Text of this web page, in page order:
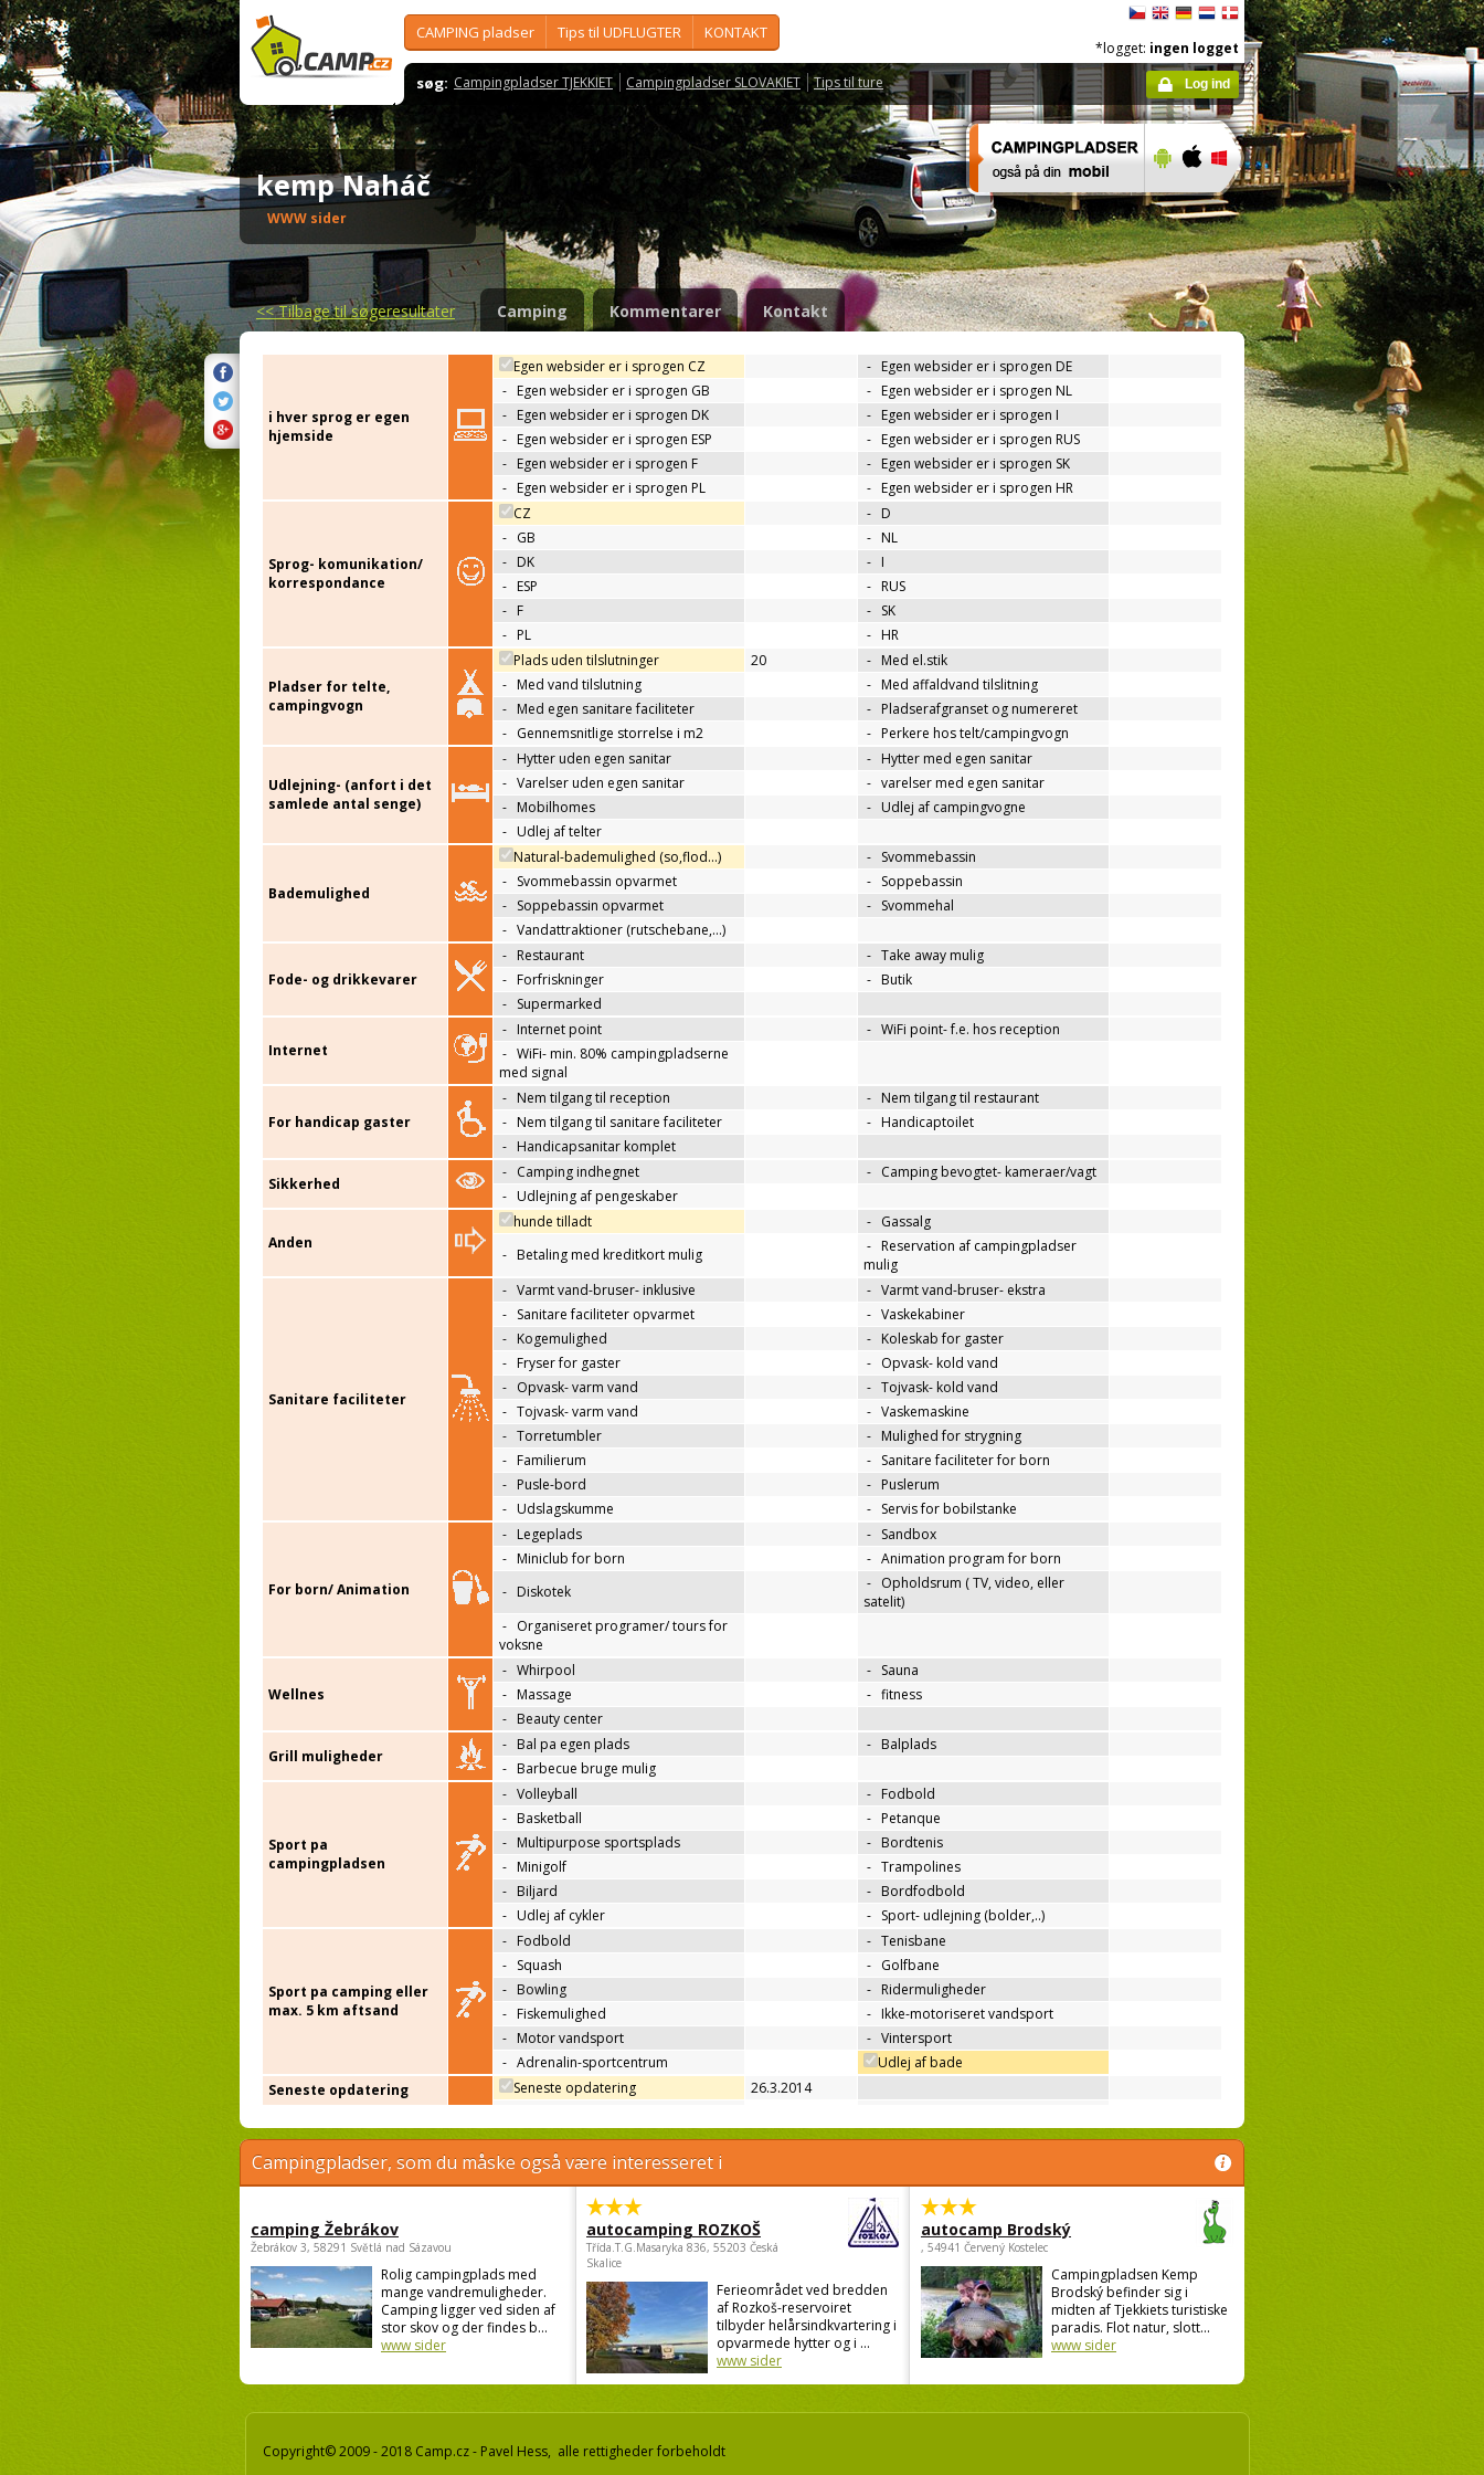
CAMPING pladser Tips til UDFLUGTER KONTAKT
søg: Campingpladser TJEKKIET Campingpladser SLOVAKIET Tips til ture
*logget: ingen logget
Log ind
kemp Naháč
WWW sider
<<Tilbage til søgeresultater Camping Kommentarer Kontakt
i hver sprog er egen
hjemside
Egen websider er i sprogen CZ - Egen websider er i sprogen DE
- Egen websider er i sprogen GB - Egen websider er i sprogen NL
- Egen websider er i sprogen DK - Egen websider er i sprogen I
- Egen websider er i sprogen ESP - Egen websider er i sprogen RUS
- Egen websider er i sprogen F - Egen websider er i sprogen SK
- Egen websider er i sprogen PL - Egen websider er i sprogen HR
Sprog- komunikation/
korrespondance
CZ - D
- GB - NL
- DK - I
- ESP - RUS
- F - SK
- PL - HR
Pladser for telte,
campingvogn
Plads uden tilslutninger 20 - Med el.stik
- Med vand tilslutning - Med affaldvand tilslitning
- Med egen sanitare faciliteter - Pladserafgranset og numereret
- Gennemsnitlige storrelse i m2 - Perkere hos telt/campingvogn
Udlejning- (anfort i det
samlede antal senge)
- Hytter uden egen sanitar - Hytter med egen sanitar
- Varelser uden egen sanitar - varelser med egen sanitar
- Mobilhomes - Udlej af campingvogne
- Udlej af telter
Bademulighed
Natural-bademulighed (so,flod...) - Svommebassin
- Svommebassin opvarmet - Soppebassin
- Soppebassin opvarmet - Svommehal
- Vandattraktioner (rutschebane,…)
Fode- og drikkevarer
- Restaurant - Take away mulig
- Forfriskninger - Butik
- Supermarked
Internet
- Internet point - WiFi point- f.e. hos reception
- WiFi- min. 80% campingpladserne
med signal
For handicap gaster
- Nem tilgang til reception - Nem tilgang til restaurant
- Nem tilgang til sanitare faciliteter - Handicaptoilet
- Handicapsanitar komplet
Sikkerhed
- Camping indhegnet - Camping bevogtet- kameraer/vagt
- Udlejning af pengeskaber
Anden
hunde tilladt - Gassalg
- Betaling med kreditkort mulig - Reservation af campingpladser
mulig
Sanitare faciliteter
- Varmt vand-bruser- inklusive - Varmt vand-bruser- ekstra
- Sanitare faciliteter opvarmet - Vaskekabiner
- Kogemulighed - Koleskab for gaster
- Fryser for gaster - Opvask- kold vand
- Opvask- varm vand - Tojvask- kold vand
- Tojvask- varm vand - Vaskemaskine
- Torretumbler - Mulighed for strygning
- Familierum - Sanitare faciliteter for born
- Pusle-bord - Puslerum
- Udslagskumme - Servis for bobilstanke
For born/ Animation
- Legeplads - Sandbox
- Miniclub for born - Animation program for born
- Diskotek - Opholdsrum ( TV, video, eller
satelit)
- Organiseret programer/ tours for
voksne
Wellnes
- Whirpool - Sauna
- Massage - fitness
- Beauty center
Grill muligheder
- Bal pa egen plads - Balplads
- Barbecue bruge mulig
Sport pa
campingpladsen
- Volleyball - Fodbold
- Basketball - Petanque
- Multipurpose sportsplads - Bordtenis
- Minigolf - Trampolines
- Biljard - Bordfodbold
- Udlej af cykler - Sport- udlejning (bolder,..)
Sport pa camping eller
max. 5 km aftsand
- Fodbold - Tenisbane
- Squash - Golfbane
- Bowling - Ridermuligheder
- Fiskemulighed - Ikke-motoriseret vandsport
- Motor vandsport - Vintersport
- Adrenalin-sportcentrum
Udlej af bade
Seneste opdatering
Seneste opdatering 26.3.2014
Campingpladser, som du måske også være interesseret i
camping Žebrákov
Žebrákov 3, 58291 Světlá nad Sázavou
Rolig campingplads med
mange vandremuligheder.
Camping ligger ved siden af
stor skov og der findes b...
www sider
autocamping ROZKOŠ
Třída.T.G.Masaryka 836, 55203 Česká
Skalice
Ferieområdet ved bredden
af Rozkoš-reservoiret
tilbyder helårsindkvartering i
opvarmede hytter og i ...
www sider
autocamp Brodský
, 54941 Červený Kostelec
Campingpladsen Kemp
Brodský befinder sig i
midten af Tjekkiets turistiske
paradis. Flot natur, slott...
www sider
Copyright© 2009 - 2018 Camp.cz - Pavel Hess, alle rettigheder forbeholdt